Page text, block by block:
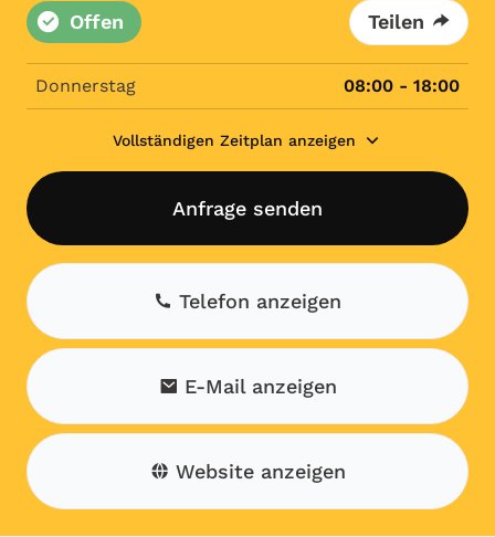
Offen Teilen
Donnerstag 08:00 - 18:00
Vollständigen Zeitplan anzeigen
Anfrage senden
Telefon anzeigen
E-Mail anzeigen
Website anzeigen